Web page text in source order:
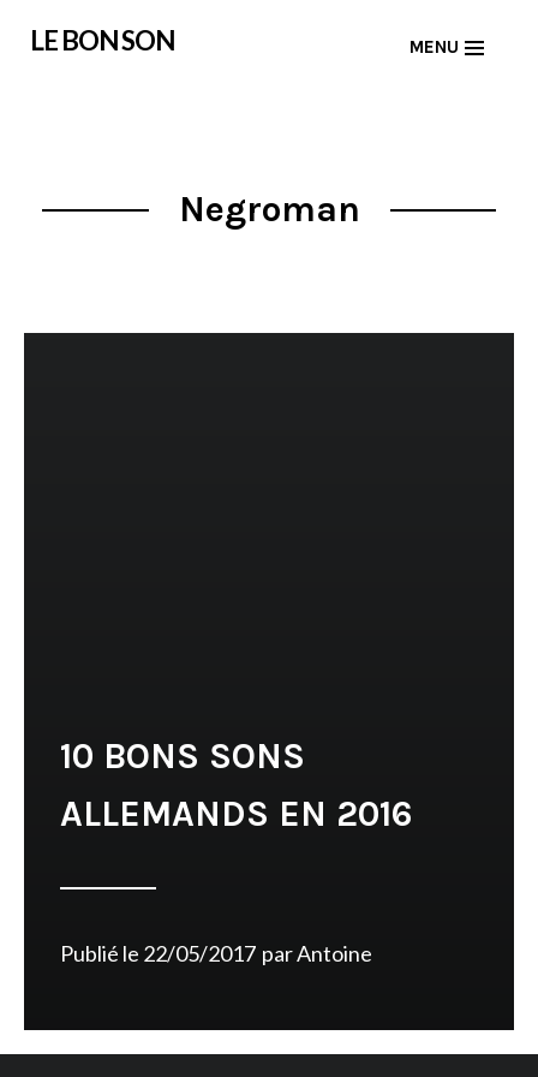
LE BON SON MENU
Negroman
10 BONS SONS
ALLEMANDS EN 2016
Publié le 22/05/2017 parAntoine